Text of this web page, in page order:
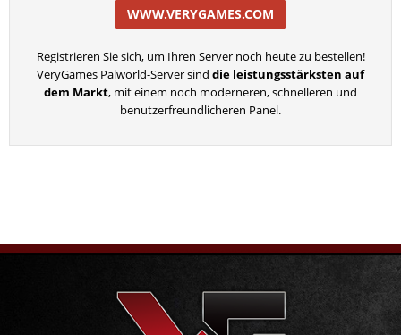
WWW.VERYGAMES.COM
Registrieren Sie sich, um Ihren Server noch heute zu bestellen!
VeryGames Palworld-Server sind die leistungsstärksten auf
dem Markt, mit einem noch moderneren, schnelleren und
benutzerfreundlicheren Panel.